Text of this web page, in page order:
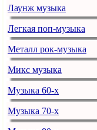
Лаунж музыка
Легкая поп-музыка
Металл рок-музыка
Микс музыка
Музыка 60-х
Музыка 70-х